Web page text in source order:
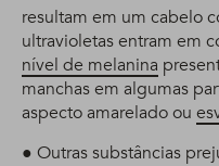
resultam em um cabelo
ultravioletas entram em
nível de melanina
manchas em algumas
aspecto amarelado ou
● Outras substâncias